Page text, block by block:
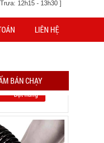
12h15 - 13h30 ]
LIÊN HỆ
BÁN CHẠY
Bảo hành: Test, Cân nặng:
Đặt hàng